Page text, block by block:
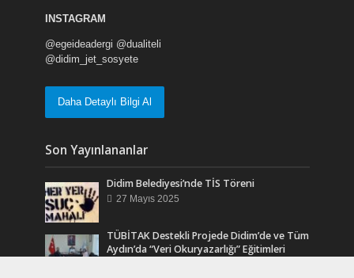
INSTAGRAM
@egeideadergi @dualiteli
@didim_jet_sosyete
Daha Detaylı Bilgi Al
Son Yayınlananlar
Didim Belediyesi’nde TİS Töreni
27 Mayıs 2025
TÜBİTAK Destekli Projede Didim’de ve Tüm
Aydın’da “Veri Okuryazarlığı” Eğitimleri